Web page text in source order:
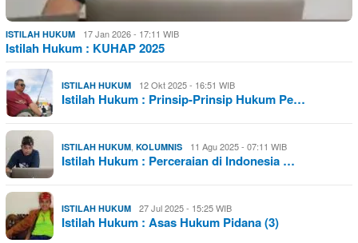
ISTILAH HUKUM 17 Jan 2026 - 17:11 WIB
Istilah Hukum : KUHAP 2025
ISTILAH HUKUM 12 Okt 2025 - 16:51 WIB
Istilah Hukum : Prinsip-Prinsip Hukum Pe…
ISTILAH HUKUM, KOLUMNIS 11 Agu 2025 - 07:11 WIB
Istilah Hukum : Perceraian di Indonesia …
ISTILAH HUKUM 27 Jul 2025 - 15:25 WIB
Istilah Hukum : Asas Hukum Pidana (3)